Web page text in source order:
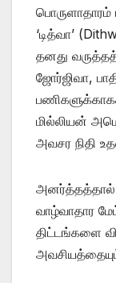
பொருளாதாரம்
‘டித்வா’
தனது
ஜோர்ஜிவா,
மில்லியன்
அவசர நிதி
அனர்த்தத்தால்
வாழ்வாதார
திட்டங்களை